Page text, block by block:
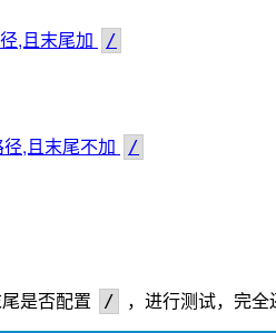
,且末尾加 /
,且末尾不加 /
是否配置 / ，进行测试，完全